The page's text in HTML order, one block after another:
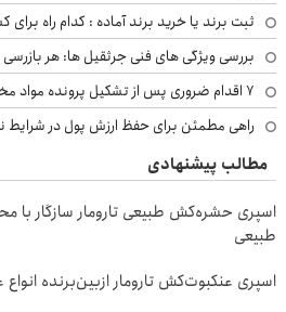
ثبت برند یا خرید برند آماده : کدام راه
بررسی ویژگی های فنی جرثقیل ها: هر بازرسی
۷ اقدام ضروری پس از تشکیل پرونده مواد مخدر؛ راهنمای خانواده‌ها
راهی مطمئن برای حفظ ارزش پول در شرایط
مطالب پیشنهادی
اسپری حشره‌کش طبیعی تارومار سازگار
طبیعی
اسپری عنکبوت‌‌کش تارومار ازبین‌برنده